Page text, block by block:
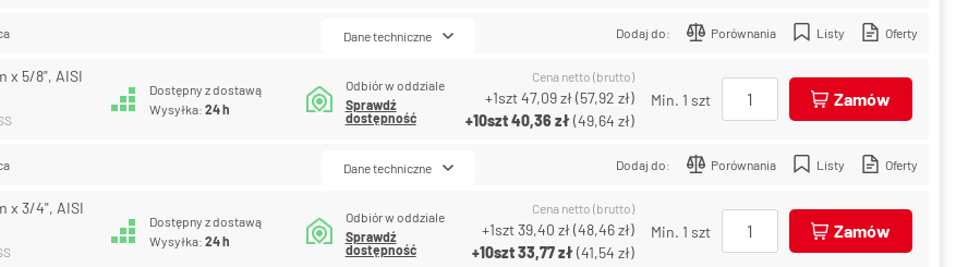
Dodaj do: Porównania Listy Oferty
Dane techniczne
x 5/8", AISI
Dostępny z dostawą
Wysyłka:24 h
Odbiór w oddziale
Sprawdź
dostępność
Cena netto (brutto)
+1szt47,09 zł(57,92 zł)
+10szt40,36 zł(49,64 zł)
Min. 1 szt Zamów
Dodaj do: Porównania Listy Oferty
Dane techniczne
x 3/4", AISI
Dostępny z dostawą
Wysyłka:24 h
Odbiór w oddziale
Sprawdź
dostępność
Cena netto (brutto)
+1szt39,40 zł(48,46 zł)
+10szt33,77 zł(41,54 zł)
Min. 1 szt Zamów